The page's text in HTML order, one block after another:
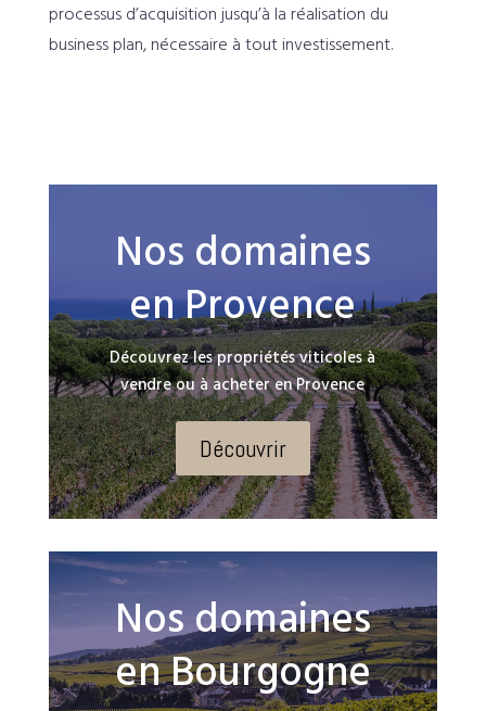
processus d’acquisition jusqu’à la réalisation du
business plan, nécessaire à tout investissement.
Nos domaines
en Provence
Découvrez les propriétés viticoles à
vendre ou à acheter en Provence
Découvrir
Nos domaines
en Bourgogne